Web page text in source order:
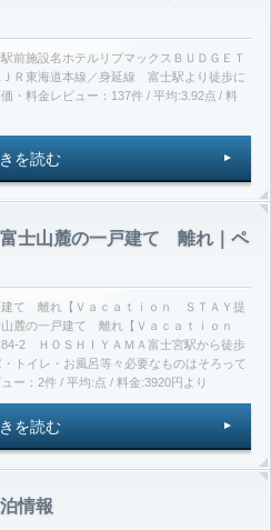
前施設名ホテルリブマックスＢＵＤＧＥＴ
Ｒ東海道本線／身延線 富士駅より徒歩に
・料金レビュー：137件 / 平均:3.92点 / 料
を読む
士山麓の一戸建て 離れ｜ペ
て 離れ【Ｖａｃａｔｉｏｎ ＳＴＡＹ提
麓の一戸建て 離れ【Ｖａｃａｔｉｏｎ
2 ＨＯＳＨＩＹＡＭＡ富士宮駅から徒歩
トイレ・お風呂等々必要なものはそろって
ー：2件 / 平均:点 / 料金:3920円より
を読む
情報